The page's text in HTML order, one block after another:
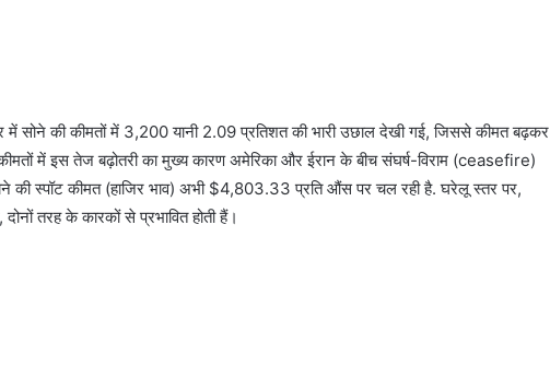
में सोने की कीमतों में 3,200 यानी 2.09 प्रतिशत की भारी उछाल देखी गई, जिससे कीमत बढ़कर
में इस तेज बढ़ोतरी का मुख्य कारण अमेरिका और ईरान के बीच संघर्ष-विराम (ceasefire)
की स्पॉट कीमत (हाजिर भाव) अभी $4,803.33 प्रति औंस पर चल रही है. घरेलू स्तर पर,
तरह के कारकों से प्रभावित होती हैं।